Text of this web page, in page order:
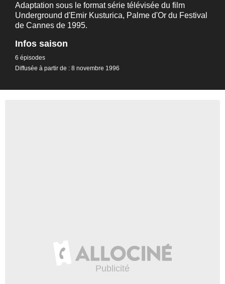
Adaptation sous le format série télévisée du film
Underground d'Emir Kusturica, Palme d'Or du Festival
de Cannes de 1995.
Infos saison
6 épisodes
Diffusée à partir de : 8 novembre 1996